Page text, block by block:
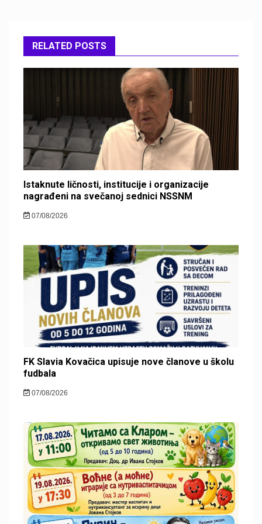
RELATED POSTS
Istaknute ličnosti, institucije i organizacije
nagrađeni na svečanoj sednici NSSNM
07/08/2026
FK Slavia Kovačica upisuje nove članove u školu
fudbala
07/08/2026